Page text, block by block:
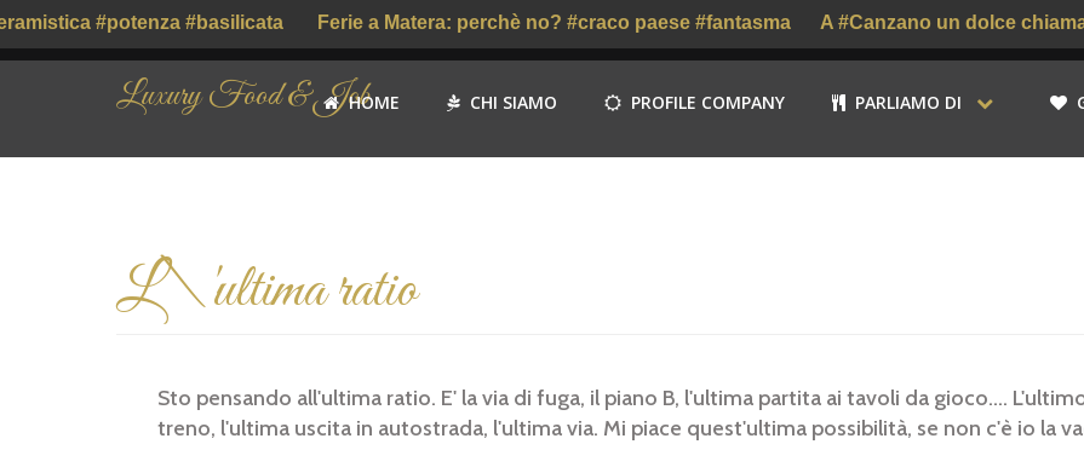
#potenza #basilicata Ferie a Matera: perchè no? #craco paese #fantasma A #Canzano un dolce chiamato
Luxury Food & Job
HOME CHI SIAMO PROFILE COMPANY PARLIAMO DI
L\'ultima ratio
Sto pensando all'ultima ratio. E' la via di fuga, il piano B, l'ultima partita ai tavoli da gioco....
treno, l'ultima uscita in autostrada, l'ultima via. Mi piace quest'ultima possibilità, se non c'è io la